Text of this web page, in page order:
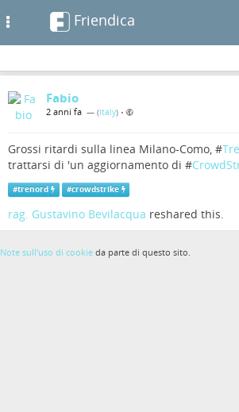
Friendica
Fabio
2 anni fa — (Italy) •
Grossi ritardi sulla linea Milano-Como, #
trattarsi di 'un aggiornamento di #
#trenord #crowdstrike
rag. Gustavino Bevilacqua reshared this.
Note sull'uso di cookie da parte di questo sito.